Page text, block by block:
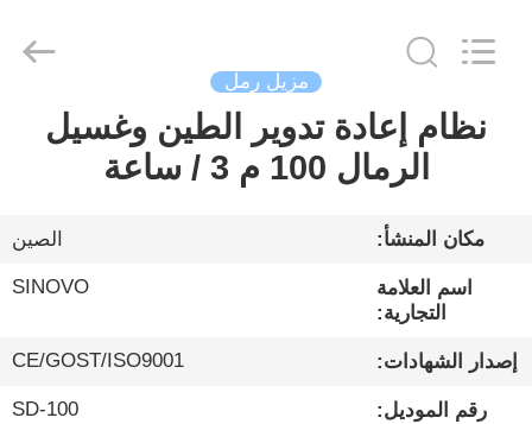
الصفحة
الرئيسية
منتجات
الواقع
الافتراضي
Sinovo
Heavy
Reserved.
مزيل رمل
نظام إعادة تدوير الطين وغسيل
الرمال 100 م 3 / ساعة
مكان المنشأ: الصين
اسم العلامة
التجارية:
SINOVO
إصدار الشهادات: CE/GOST/ISO9001
رقم الموديل: SD-100